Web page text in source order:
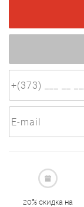
20% скидка на